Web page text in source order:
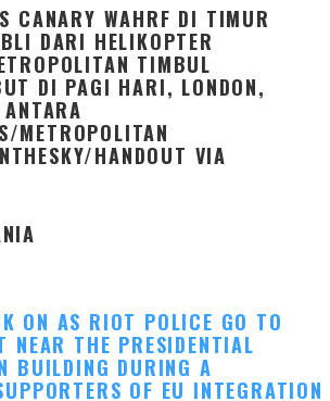
CANARY WAHRF DI TIMUR
DARI HELIKOPTER
TIMBUL
DI PAGI HARI, LONDON,
METROPOLITAN
HANDOUT VIA